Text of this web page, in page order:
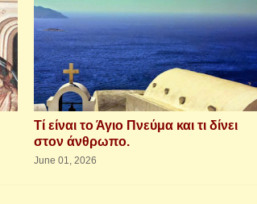
Τί είναι το Άγιο Πνεύμα και τι δίνει
στον άνθρωπο.
June 01, 2026